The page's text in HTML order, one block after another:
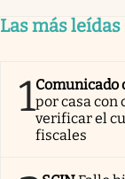
Las más
1Comunicado
por casa con
verificar el
fiscales